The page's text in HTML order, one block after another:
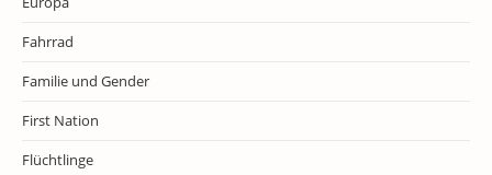
Fahrrad
Familie und Gender
First Nation
Flüchtlinge